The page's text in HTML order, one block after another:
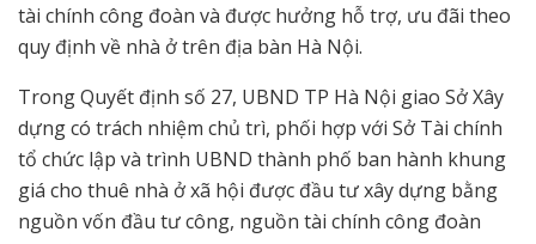
tài chính công đoàn và được hưởng hỗ trợ, ưu đãi theo
quy định về nhà ở trên địa bàn Hà Nội.
Trong Quyết định số 27, UBND TP Hà Nội giao Sở Xây
dựng có trách nhiệm chủ trì, phối hợp với Sở Tài chính
tổ chức lập và trình UBND thành phố ban hành khung
giá cho thuê nhà ở xã hội được đầu tư xây dựng bằng
nguồn vốn đầu tư công, nguồn tài chính công đoàn